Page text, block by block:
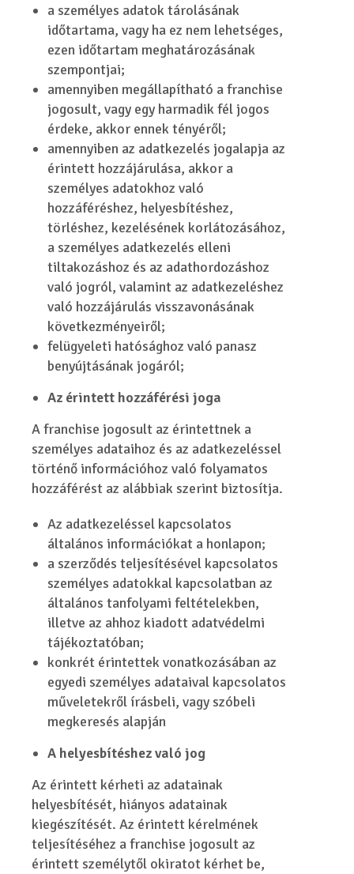
a személyes adatok tárolásának
időtartama, vagy ha ez nem lehetséges,
ezen időtartam meghatározásának
szempontjai;
amennyiben megállapítható a franchise
jogosult, vagy egy harmadik fél jogos
érdeke, akkor ennek tényéről;
amennyiben az adatkezelés jogalapja az
érintett hozzájárulása, akkor a
személyes adatokhoz való
hozzáféréshez, helyesbítéshez,
törléshez, kezelésének korlátozásához,
a személyes adatkezelés elleni
tiltakozáshoz és az adathordozáshoz
való jogról, valamint az adatkezeléshez
való hozzájárulás visszavonásának
következményeiről;
felügyeleti hatósághoz való panasz
benyújtásának jogáról;
Az érintett hozzáférési joga
A franchise jogosult az érintettnek a
személyes adataihoz és az adatkezeléssel
történő információhoz való folyamatos
hozzáférést az alábbiak szerint biztosítja.
Az adatkezeléssel kapcsolatos
általános információkat a honlapon;
a szerződés teljesítésével kapcsolatos
személyes adatokkal kapcsolatban az
általános tanfolyami feltételekben,
illetve az ahhoz kiadott adatvédelmi
tájékoztatóban;
konkrét érintettek vonatkozásában az
egyedi személyes adataival kapcsolatos
műveletekről írásbeli, vagy szóbeli
megkeresés alapján
A helyesbítéshez való jog
Az érintett kérheti az adatainak
helyesbítését, hiányos adatainak
kiegészítését. Az érintett kérelmének
teljesítéséhez a franchise jogosult az
érintett személytől okiratot kérhet be,